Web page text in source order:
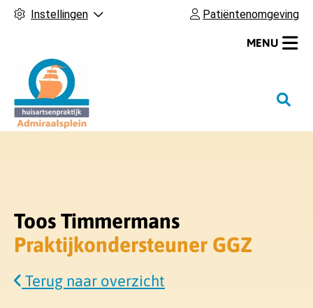
Instellingen Patiëntenomgeving
H
MENU
Toos Timmermans
Praktijkondersteuner GGZ
Terug naar overzicht